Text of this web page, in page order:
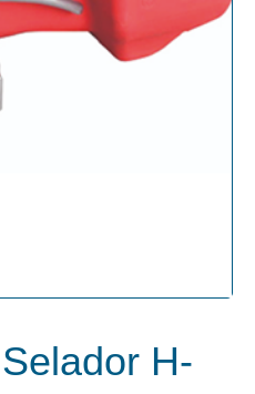
H-